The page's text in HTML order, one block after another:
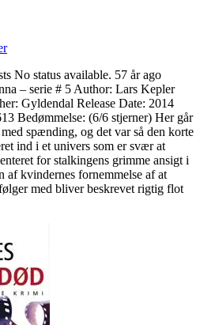
No status available. 57 år ago
– serie # 5 Author: Lars Kepler
Gyldendal Release Date: 2014
Bedømmelse: (6/6 stjerner) Her går
spænding, og det var så den korte
ind i et univers som er svær at
for stalkingens grimme ansigt i
af kvindernes fornemmelse af at
med bliver beskrevet rigtig flot